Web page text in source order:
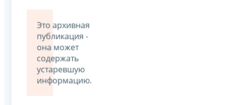
Это архивная
публикация -
она может
содержать
устаревшую
информацию.